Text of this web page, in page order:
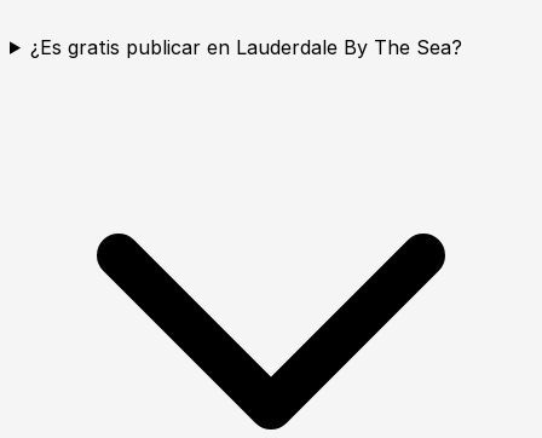
¿Es gratis publicar en Lauderdale By The Sea?